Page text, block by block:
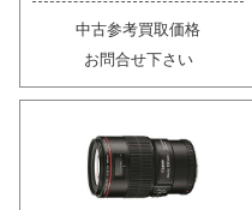
中古参考買取価格
お問合せ下さい